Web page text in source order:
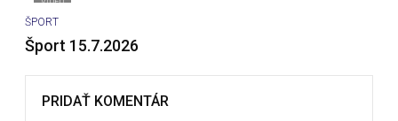
ŠPORT
Šport 15.7.2026
PRIDAŤ KOMENTÁR